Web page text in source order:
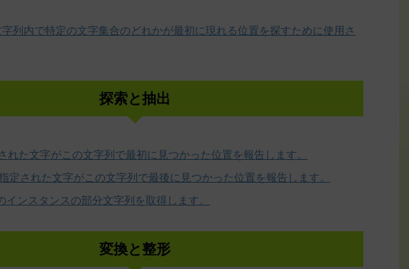
列内で特定の文字集合のどれかが最初に現れる位置を探すために使用さ
探索と抽出
れた文字がこの文字列で最初に見つかった位置を報告します。
定された文字がこの文字列で最後に見つかった位置を報告します。
インスタンスの部分文字列を取得します。
変換と整形